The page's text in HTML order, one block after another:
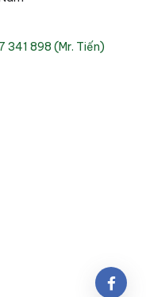
341 898 (Mr. Tiến)